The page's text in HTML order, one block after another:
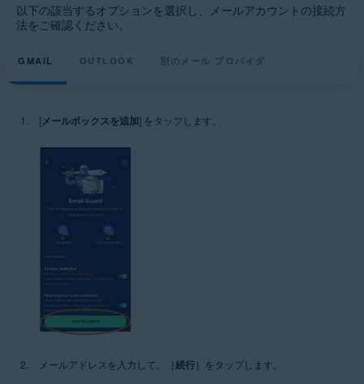
以下の該当するオプションを選択し、メールアカウントの接続方
法をご確認ください。
GMAIL OUTLOOK 別のメール プロバイダ
[メールボックスを追加] をタップします。
メールアドレスを入力して、［続行］をタップします。